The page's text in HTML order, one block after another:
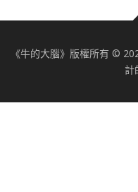
《牛的大腦》版權所有 ©
計